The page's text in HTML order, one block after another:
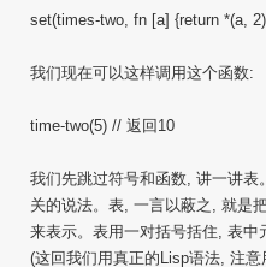
set(times-two, fn [a] {return *(a,
我们现在可以这样调用这个函数:
time-two(5) // 返回10
我们先跳过符号和函数, 讲一讲表
关的说法。表, 一言以蔽之, 就是
来表示。表用一对括号括住, 表
(这回我们用真正的Lisp语法, 注意